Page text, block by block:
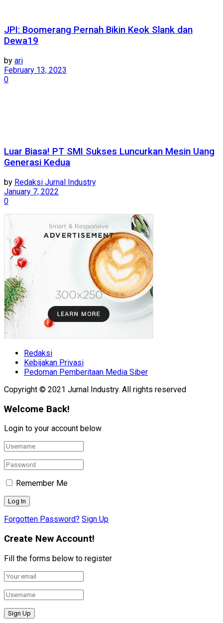
JPI: Boomerang Pernah Bikin Keok Slank dan
Dewa19
by ari
February 13, 2023
0
Luar Biasa! PT SMI Sukses Luncurkan Mesin Uang
Generasi Kedua
by Redaksi Jurnal Industry
January 7, 2022
0
Redaksi
Kebijakan Privasi
Pedoman Pemberitaan Media Siber
Copyright © 2021 Jurnal Industry. All rights reserved
Welcome Back!
Login to your account below
Remember Me
Forgotten Password? Sign Up
Create New Account!
Fill the forms below to register